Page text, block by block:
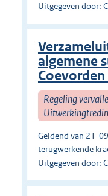
Uitgegeven door:
algemene
Regeling
Geldend van 21-
terugwerkende
Uitgegeven door: